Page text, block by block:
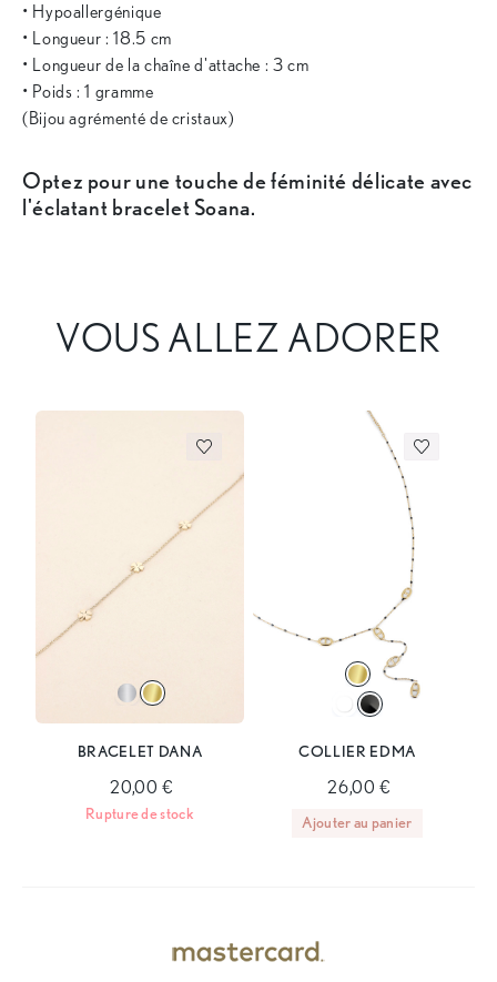
• Hypoallergénique
• Longueur : 18.5 cm
• Longueur de la chaîne d'attache : 3 cm
• Poids : 1 gramme
(Bijou agrémenté de cristaux)
Optez pour une touche de féminité délicate avec
l'éclatant bracelet Soana.
VOUS ALLEZ ADORER
BRACELET DANA
20,00 €
Rupture de stock
COLLIER EDMA
26,00 €
Ajouter au panier